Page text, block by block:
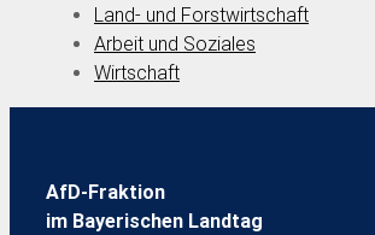
Land- und Forstwirtschaft
Arbeit und Soziales
Wirtschaft
AfD-Fraktion
im Bayerischen Landtag